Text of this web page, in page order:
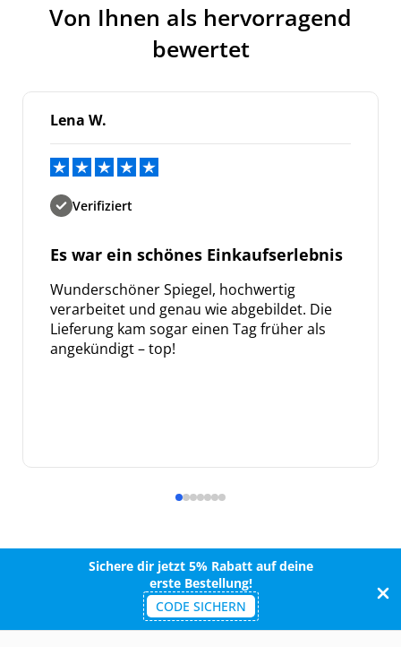
Von Ihnen als hervorragend
bewertet
Lena W.
Verifiziert
Es war ein schönes Einkaufserlebnis
Wunderschöner Spiegel, hochwertig
verarbeitet und genau wie abgebildet. Die
Lieferung kam sogar einen Tag früher als
angekündigt – top!
Sichere dir jetzt 5% Rabatt auf deine
erste Bestellung!
CODE SICHERN